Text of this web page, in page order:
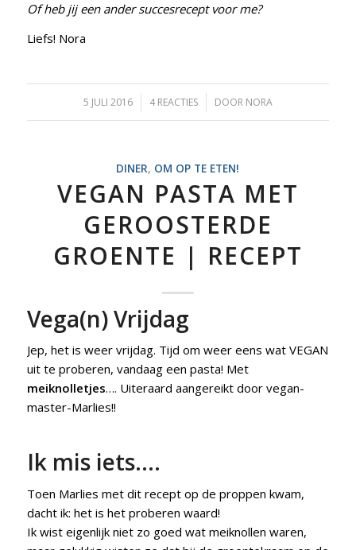
Of heb jij een ander succesrecept voor me?
Liefs! Nora
5 JULI 2016
/ 4 REACTIES
/ DOOR NORA
DINER, OM OP TE ETEN!
VEGAN PASTA MET
GEROOSTERDE
GROENTE | RECEPT
Vega(n) Vrijdag
Jep, het is weer vrijdag. Tijd om weer eens wat VEGAN
uit te proberen, vandaag een pasta! Met
meiknolletjes…. Uiteraard aangereikt door vegan-
master-Marlies!!
Ik mis iets….
Toen Marlies met dit recept op de proppen kwam,
dacht ik: het is het proberen waard!
Ik wist eigenlijk niet zo goed wat meiknollen waren,